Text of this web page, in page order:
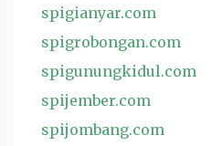
spigianyar.com
spigrobongan.com
spigunungkidul.com
spijember.com
spijombang.com